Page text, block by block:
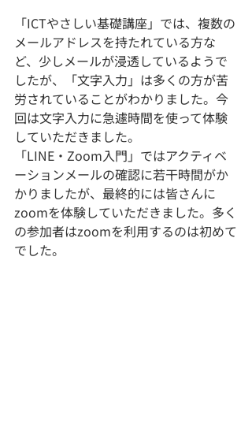
「ICTやさしい基礎講座」では、複数の
メールアドレスを持たれている方な
ど、少しメールが浸透しているようで
したが、「文字入力」は多くの方が苦
労されていることがわかりました。今
回は文字入力に急遽時間を使って体験
していただきました。
「LINE・Zoom入門」ではアクティベ
ーションメールの確認に若干時間がか
かりましたが、最終的には皆さんに
zoomを体験していただきました。多く
の参加者はzoomを利用するのは初めて
でした。